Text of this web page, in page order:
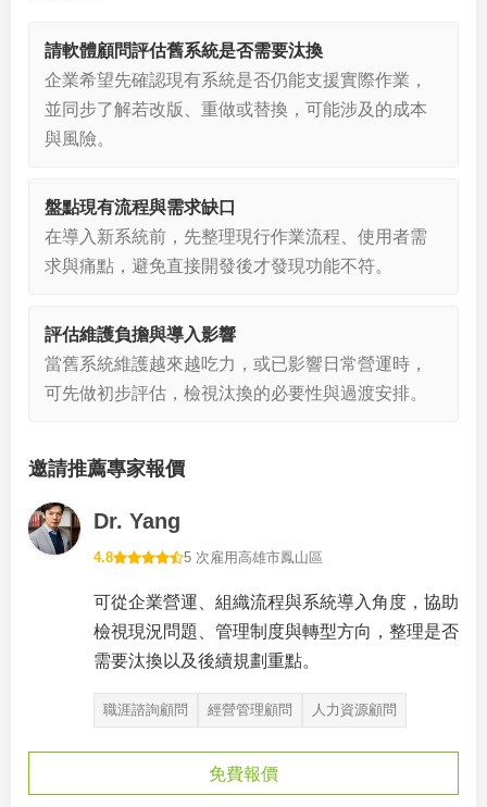
請軟體顧問評估舊系統是否需要汰換
企業希望先確認現有系統是否仍能支援實際作業，
並同步了解若改版、重做或替換，可能涉及的成本
與風險。
盤點現有流程與需求缺口
在導入新系統前，先整理現行作業流程、使用者需
求與痛點，避免直接開發後才發現功能不符。
評估維護負擔與導入影響
當舊系統維護越來越吃力，或已影響日常營運時，
可先做初步評估，檢視汰換的必要性與過渡安排。
邀請推薦專家報價
Dr. Yang
4.8 5 次雇用高雄市鳳山區
可從企業營運、組織流程與系統導入角度，協助
檢視現況問題、管理制度與轉型方向，整理是否
需要汰換以及後續規劃重點。
職涯諮詢顧問 經營管理顧問 人力資源顧問
免費報價